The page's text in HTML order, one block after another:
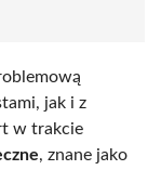
jak i z
w trakcie
, znane jako